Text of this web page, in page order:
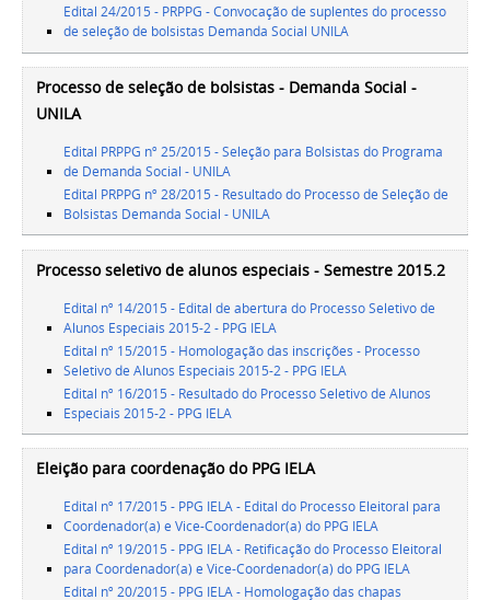
Edital 24/2015 - PRPPG - Convocação de suplentes do processo
de seleção de bolsistas Demanda Social UNILA
Processo de seleção de bolsistas - Demanda Social -
UNILA
Edital PRPPG nº 25/2015 - Seleção para Bolsistas do Programa
de Demanda Social - UNILA
Edital PRPPG nº 28/2015 - Resultado do Processo de Seleção de
Bolsistas Demanda Social - UNILA
Processo seletivo de alunos especiais - Semestre 2015.2
Edital nº 14/2015 - Edital de abertura do Processo Seletivo de
Alunos Especiais 2015-2 - PPG IELA
Edital nº 15/2015 - Homologação das inscrições - Processo
Seletivo de Alunos Especiais 2015-2 - PPG IELA
Edital nº 16/2015 - Resultado do Processo Seletivo de Alunos
Especiais 2015-2 - PPG IELA
Eleição para coordenação do PPG IELA
Edital nº 17/2015 - PPG IELA - Edital do Processo Eleitoral para
Coordenador(a) e Vice-Coordenador(a) do PPG IELA
Edital nº 19/2015 - PPG IELA - Retificação do Processo Eleitoral
para Coordenador(a) e Vice-Coordenador(a) do PPG IELA
Edital nº 20/2015 - PPG IELA - Homologação das chapas